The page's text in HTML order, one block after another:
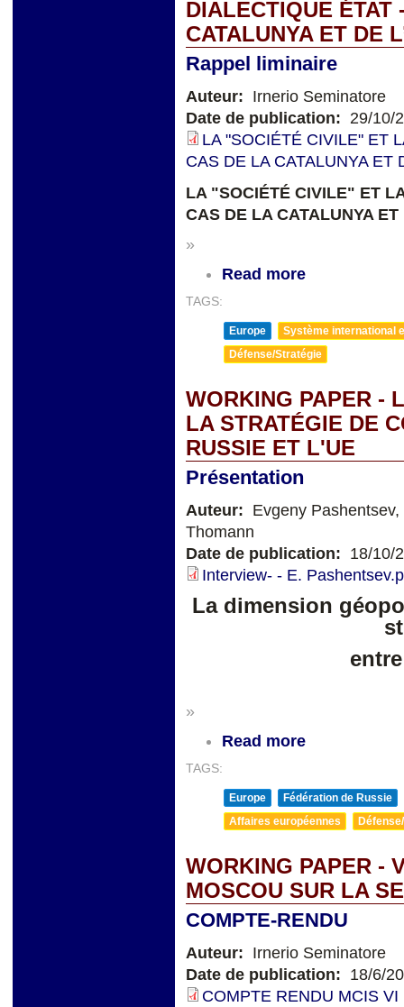
DIALECTIQUE ÉTAT
CATALUNYA ET DE
Rappel liminaire
Auteur: Irnerio Seminatore
Date de publication: 29/10/
LA "SOCIÉTÉ CIVILE" ET
CAS DE LA CATALUNYA ET
LA "SOCIÉTÉ CIVILE" ET
CAS DE LA CATALUNYA ET
»
Read more
TAGS:
Europe
Système international
Défense/Stratégie
WORKING PAPER -
LA STRATÉGIE DE
RUSSIE ET L'UE
Présentation
Auteur: Evgeny
Thomann
Date de publication: 18/10/
Interview- - E.
La dimension
»
Read more
TAGS:
Europe
Fédération de Russie
Affaires européennes
WORKING PAPER -
MOSCOU SUR LA
COMPTE-RENDU
Auteur: Irnerio Seminatore
Date de publication: 18/6/
COMPTE RENDU MCIS